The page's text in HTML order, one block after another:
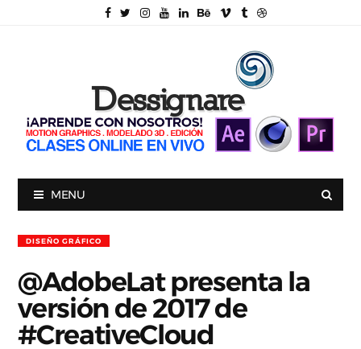
MENU
DISEÑO GRÁFICO
@AdobeLat presenta la
versión de 2017 de
#CreativeCloud